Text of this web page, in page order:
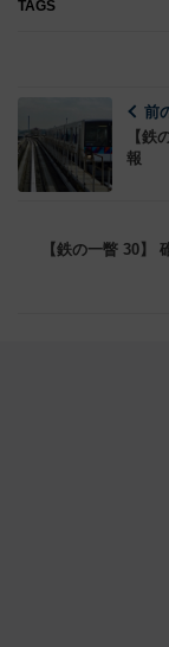
TAGS
前
【鉄
報
【鉄の一瞥 30】